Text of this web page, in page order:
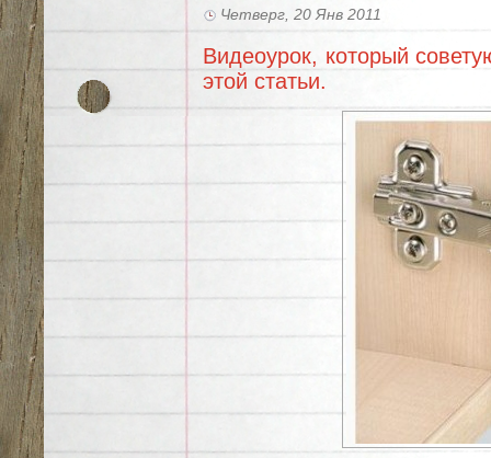
Четверг, 20 Янв 2011
Видеоурок, который
этой статьи.